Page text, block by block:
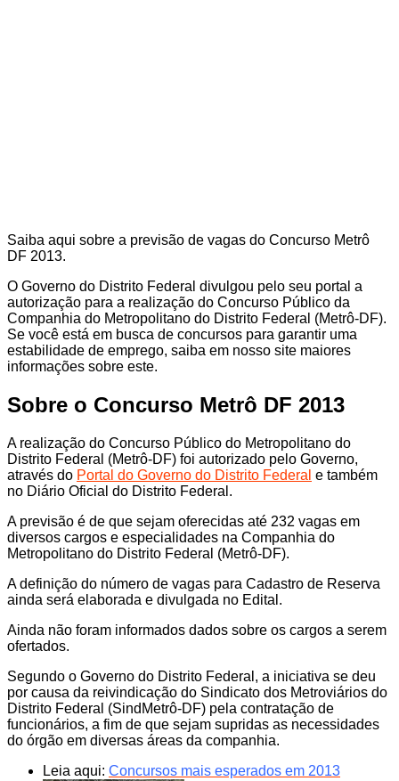
Saiba aqui sobre a previsão de vagas do Concurso Metrô
DF 2013.
O Governo do Distrito Federal divulgou pelo seu portal a
autorização para a realização do Concurso Público da
Companhia do Metropolitano do Distrito Federal (Metrô-DF).
Se você está em busca de concursos para garantir uma
estabilidade de emprego, saiba em nosso site maiores
informações sobre este.
Sobre o Concurso Metrô DF 2013
A realização do Concurso Público do Metropolitano do
Distrito Federal (Metrô-DF) foi autorizado pelo Governo,
através do Portal do Governo do Distrito Federal e também
no Diário Oficial do Distrito Federal.
A previsão é de que sejam oferecidas até 232 vagas em
diversos cargos e especialidades na Companhia do
Metropolitano do Distrito Federal (Metrô-DF).
A definição do número de vagas para Cadastro de Reserva
ainda será elaborada e divulgada no Edital.
Ainda não foram informados dados sobre os cargos a serem
ofertados.
Segundo o Governo do Distrito Federal, a iniciativa se deu
por causa da reivindicação do Sindicato dos Metroviários do
Distrito Federal (SindMetrô-DF) pela contratação de
funcionários, a fim de que sejam supridas as necessidades
do órgão em diversas áreas da companhia.
Leia aqui: Concursos mais esperados em 2013